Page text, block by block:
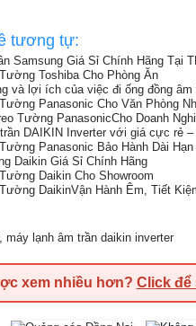
tương tự:
Samsung Giá Sỉ Chính Hãng Tại
Toshiba Cho Phòng Ăn
và lợi ích của việc đi ống đồng
Panasonic Cho Văn Phòng
Tường PanasonicCho Doanh
DAIKIN Inverter với giá cực rẻ
Panasonic Bảo Hành Dài Hạn
Daikin Giá Sỉ Chính Hãng
Daikin Cho Showroom
DaikinVận Hành Êm, Tiết
, máy lạnh âm trần daikin inverter
xem nhiều hơn? Click để